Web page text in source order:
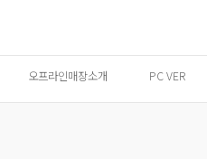
오프라인매장소개 PC VER